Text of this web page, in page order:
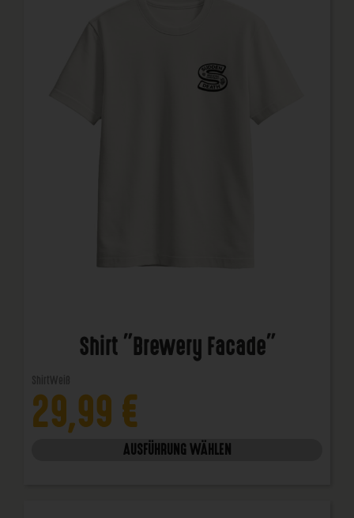
Shirt "Brewery Facade"
29,99 €
AUSFÜHRUNG WÄHLEN